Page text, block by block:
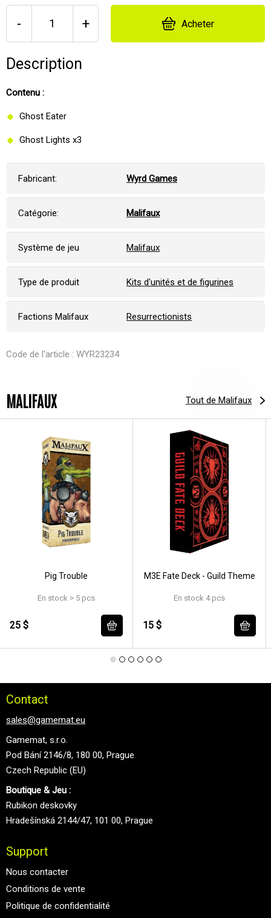
- + Acheter
Description
Contenu :
Ghost Eater
Ghost Lights x3
Fabricant: Wyrd Games
Catégorie: Malifaux
Système de jeu Malifaux
Type de produit Kits d'unités et de figurines
Factions Malifaux Resurrectionists
Code de l'article : WYR23234
MALIFAUX Tout de Malifaux
Pig Trouble
En stock > 5 pcs
25 $
M3E Fate Deck - Guild Theme
En stock 4 pcs
15 $
Contact
sales@gamemat.eu
Gamemat, s.r.o.
Pod Bání 2146/8, 180 00, Prague
Czech Republic (EU)
Boutique & Jeu :
Rubikon deskovky
Hradešínská 2144/47, 101 00, Prague
Support
Nous contacter
Conditions de vente
Politique de confidentialité